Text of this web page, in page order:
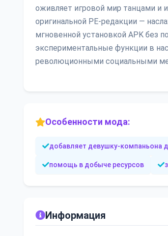
оживляет игровой мир танцами и
оригинальной PE-редакции —
мгновенной установкой APK без
экспериментальные функции в
революционными социальными
Особенности мода:
добавляет девушку-компаньона
помощь в добыче ресурсов
Информация